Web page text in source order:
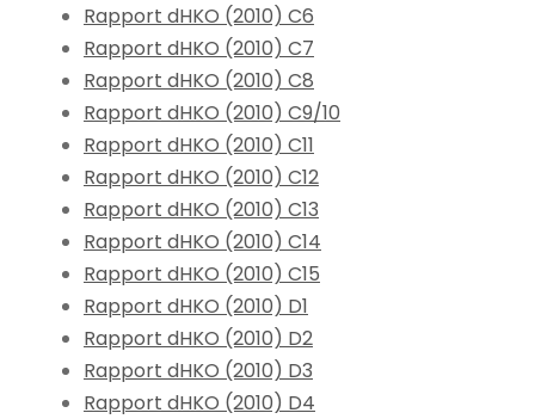
Rapport dHKO (2010) C6
Rapport dHKO (2010) C7
Rapport dHKO (2010) C8
Rapport dHKO (2010) C9/10
Rapport dHKO (2010) C11
Rapport dHKO (2010) C12
Rapport dHKO (2010) C13
Rapport dHKO (2010) C14
Rapport dHKO (2010) C15
Rapport dHKO (2010) D1
Rapport dHKO (2010) D2
Rapport dHKO (2010) D3
Rapport dHKO (2010) D4